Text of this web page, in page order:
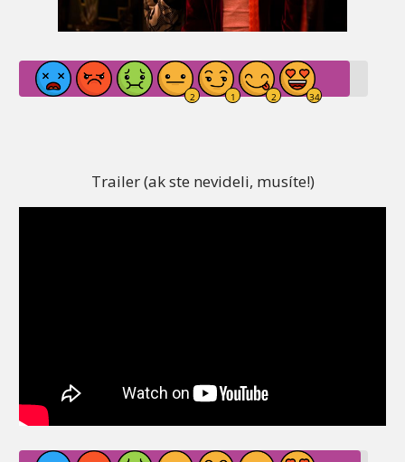
Trailer (ak ste nevideli, musíte!)